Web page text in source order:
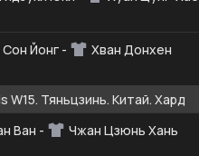
Сон Йонг - Хван Донхен
W15. Тяньцзинь. Китай. Хард
Ван - Чжан Цзюнь Хань